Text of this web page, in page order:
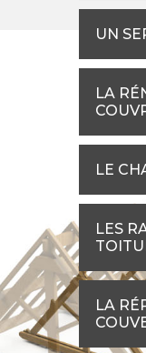
UN
LA
LE
LES
LA